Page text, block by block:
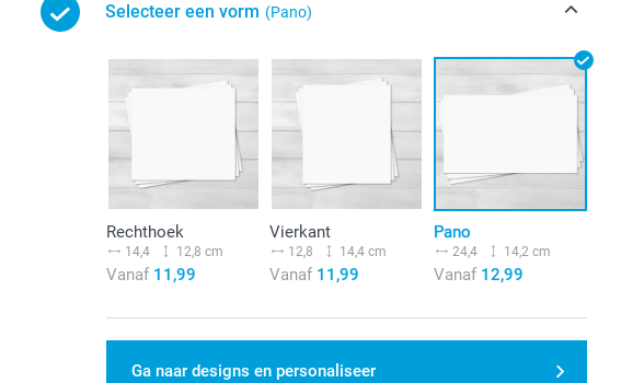
Selecteer een vorm (Pano)
Rechthoek
14,4 12,8 cm
Vanaf 11,99
Vierkant
12,8 14,4 cm
Vanaf 11,99
Pano
24,4 14,2 cm
Vanaf12,99
Ga naar designs en personaliseer